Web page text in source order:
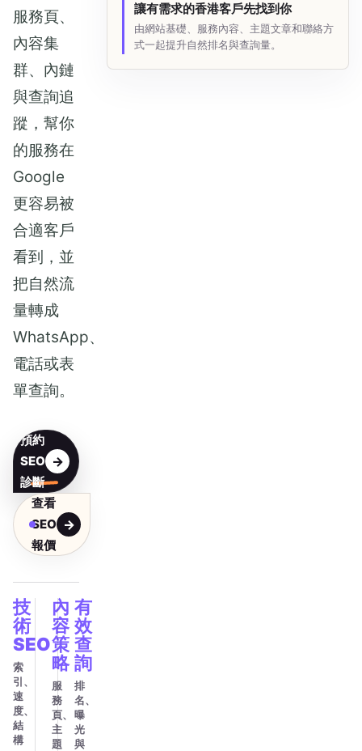
服務頁、
內容集
群、內鏈
與查詢追
蹤，幫你
的服務在
Google
更容易被
合適客戶
看到，並
把自然流
量轉成
WhatsApp、
電話或表
單查詢。
預約
SEO
診斷
查看
SEO
報價
技
術
SEO
索
引、
速
度、
結
構
內
容
策
略
服
務
頁、
主
題
有
效
查
詢
排
名、
曝
光
與
讓有需求的香港客戶先找到你
由網站基礎、服務內容、主題文章和聯絡方
式一起提升自然排名與查詢量。